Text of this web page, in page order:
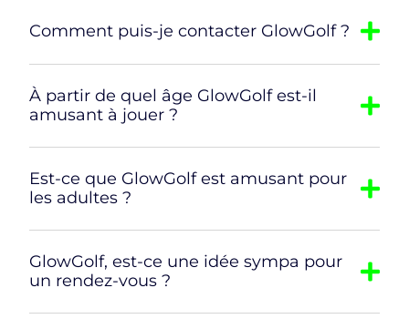
Comment puis-je contacter GlowGolf ?
À partir de quel âge GlowGolf est-il
amusant à jouer ?
Est-ce que GlowGolf est amusant pour
les adultes ?
GlowGolf, est-ce une idée sympa pour
un rendez-vous ?